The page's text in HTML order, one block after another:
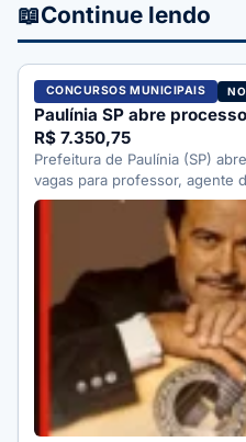
📖Continue lendo
CONCURSOS MUNICIPAIS
Paulínia SP abre
R$ 7.350,75
Prefeitura de Paulínia (SP)
vagas para professor, agente
motorista;…